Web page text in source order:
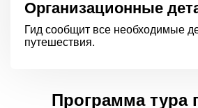
Организационные
Гид сообщит все необходимые
путешествия.
Программа тура